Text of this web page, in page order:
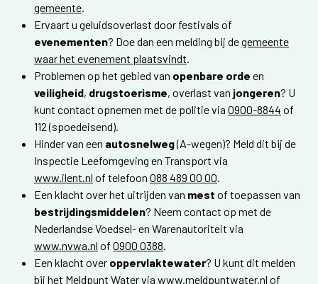
gemeente.
Ervaart u geluidsoverlast door festivals of
evenementen? Doe dan een melding bij degemeente
waar het evenement plaatsvindt.
Problemen op het gebied van openbare orde en
veiligheid, drugstoerisme, overlast van jongeren? U
kunt contact opnemen met de politie via 0900-8844 of
112 (spoedeisend).
Hinder van een autosnelweg(A-wegen)? Meld dit bij de
Inspectie Leefomgeving en Transport via
www.ilent.nl of telefoon 088 489 00 00.
Een klacht over het uitrijden van mest of toepassen van
bestrijdingsmiddelen? Neem contact op met de
Nederlandse Voedsel- en Warenautoriteit via
www.nvwa.nl of 0900 0388.
Een klacht over oppervlaktewater? U kunt dit melden
bij het Meldpunt Water via www.meldpuntwater.nl of